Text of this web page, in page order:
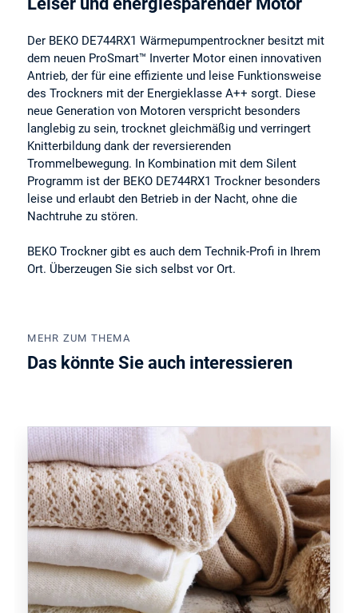
Der BEKO DE744RX1 Wärmepumpentrockner besitzt mit
dem neuen ProSmart™ Inverter Motor einen innovativen
Antrieb, der für eine effiziente und leise Funktionsweise
des Trockners mit der Energieklasse A++ sorgt. Diese
neue Generation von Motoren verspricht besonders
langlebig zu sein, trocknet gleichmäßig und verringert
Knitterbildung dank der reversierenden
Trommelbewegung. In Kombination mit dem Silent
Programm ist der BEKO DE744RX1 Trockner besonders
leise und erlaubt den Betrieb in der Nacht, ohne die
Nachtruhe zu stören.
BEKO Trockner gibt es auch dem Technik-Profi in Ihrem
Ort. Überzeugen Sie sich selbst vor Ort.
MEHR ZUM THEMA
Das könnte Sie auch interessieren